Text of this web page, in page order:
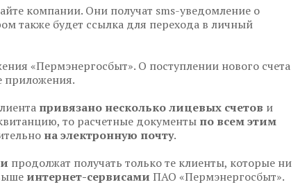
компании. Они получат sms-уведомление о
также будет ссылка для перехода в личный
«Пермэнергосбыт». О поступлении нового счета
приложения.
привязано несколько лицевых счетов и
то расчетные документы по всем этим
на электронную почту.
продолжат получать только те клиенты, которые ни
интернет-сервисами ПАО «Пермэнергосбыт».